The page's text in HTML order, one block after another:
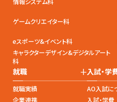
ゲームクリエイター科
eスポーツ&イベント科
キャラクターデザイン&デジタルアート
科
就職 +
就職実績
企業連携
入試・学
AO入試に
入試・学費